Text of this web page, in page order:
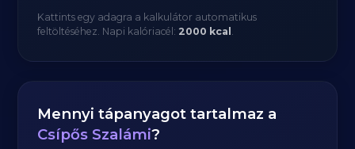
Kattints egy adagra a kalkulátor automatikus
feltöltéséhez. Napi kalóriacél: 2000 kcal .
Mennyi tápanyagot tartalmaz a
Csípős Szalámi?